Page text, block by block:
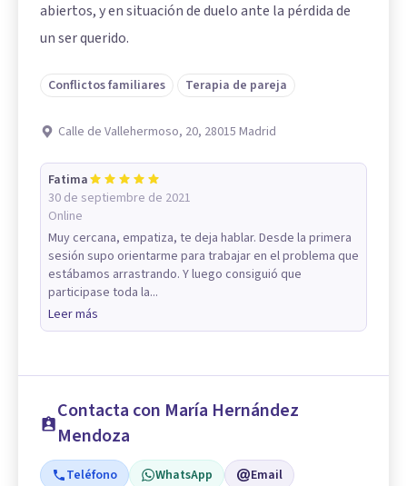
abiertos, y en situación de duelo ante la pérdida de
un ser querido.
Conflictos familiares Terapia de pareja
Calle de Vallehermoso, 20, 28015 Madrid
Fatima
30 de septiembre de 2021
Online
Muy cercana, empatiza, te deja hablar. Desde la primera
sesión supo orientarme para trabajar en el problema que
estábamos arrastrando. Y luego consiguió que
participase toda la...
Leer más
Contacta con María Hernández
Mendoza
Teléfono WhatsApp Email